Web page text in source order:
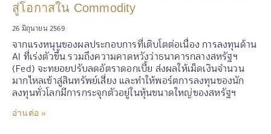
สู่โอกาสใน Commodity
26 มิถุนายน 2569
จากแรงหนุนของผลประกอบการที่เติบโตต่อเนื่อง การลงทุนด้าน
AI ที่เร่งตัวขึ้น รวมถึงความคาดหวังว่าธนาคารกลางสหรัฐฯ
(Fed) จะทยอยปรับลดอัตราดอกเบี้ย ส่งผลให้เม็ดเงินจำนวน
มากไหลเข้าสู่สินทรัพย์เสี่ยง และทำให้พอร์ตการลงทุนของนัก
ลงทุนทั่วโลกมีการกระจุกตัวอยู่ในหุ้นขนาดใหญ่ของสหรัฐฯ
อ่านต่อ »